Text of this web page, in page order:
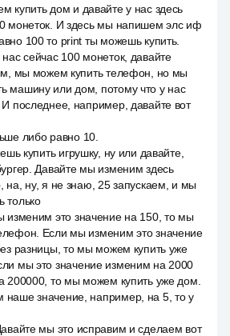
купить дом и давайте у нас здесь
монеток. И здесь мы напишем элс иф
100 то print ты можешь купить.
сейчас 100 монеток, давайте
мы можем купить телефон, но мы
машину или дом, потому что у нас
И последнее, например, давайте вот
либо равно 10.
купить игрушку, ну или давайте,
Давайте мы изменим здесь
на, ну, я не знаю, 25 запускаем, и мы
только
изменим это значение на 150, то мы
Если мы изменим это значение
разницы, то мы можем купить уже
мы это значение изменим на 2000
200000, то мы можем купить уже дом.
значение, например, на 5, то у
мы это исправим и сделаем вот